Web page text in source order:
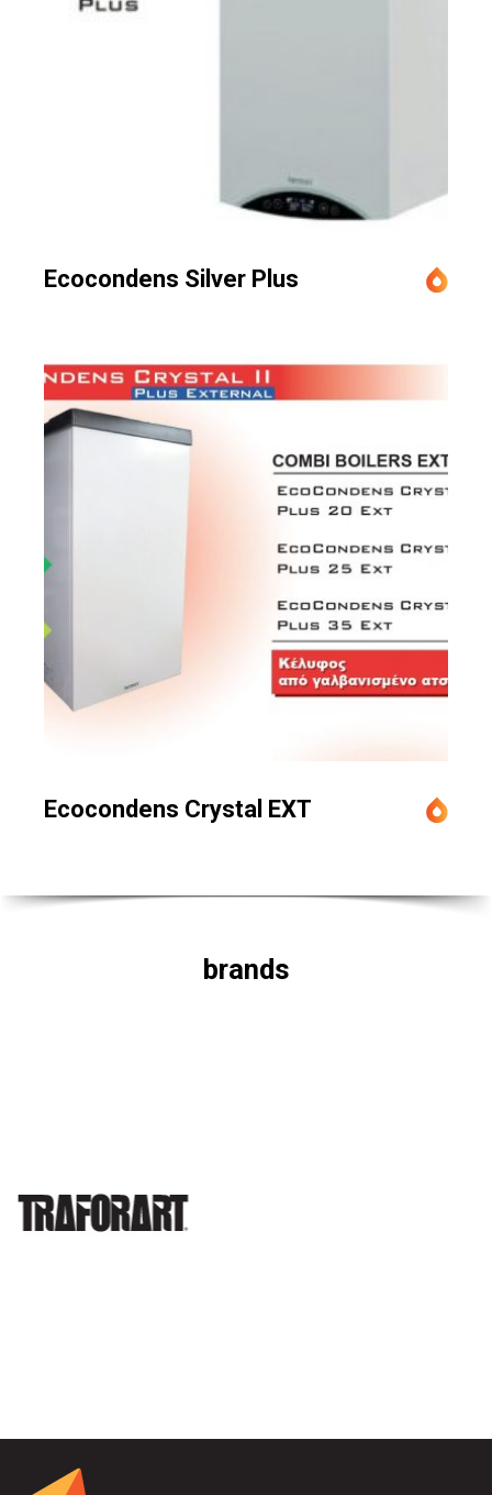
Ecocondens Silver Plus
Ecocondens Crystal EXT
brands